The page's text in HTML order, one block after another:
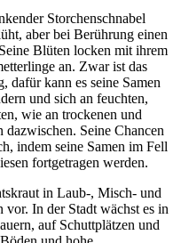
Storchenschnabel
aber bei Berührung einen
Blüten locken mit ihrem
an. Zwar ist das
dafür kann es seine Samen
und sich an feuchten,
wie an trockenen und
Seine Chancen
indem seine Samen im Fell
fortgetragen werden.
in Laub-, Misch- und
In der Stadt wächst es in
auf Schuttplätzen und